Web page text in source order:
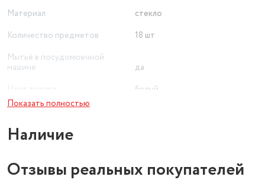
Материал
стекло
Количество предметов
18 шт
Мытьё в посудомоечной
машине
да
белый
Показать полностью
Наличие
Отзывы реальных покупателей